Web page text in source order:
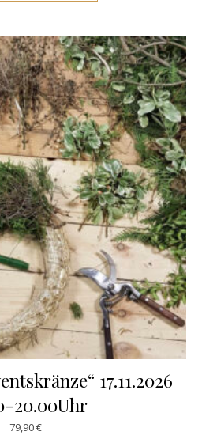
17.11.2026
20.00Uhr
79,90€